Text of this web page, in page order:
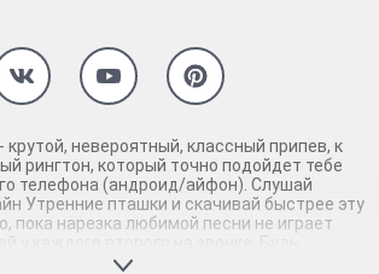
крутой, невероятный, классный припев, к
рингтон, который точно подойдет тебе
телефона (андроид/айфон). Слушай
Утренние пташки и скачивай быстрее эту
пока нарезка любимой песни не играет
у каждого второго на звонке. Будь
бесплатно сей шедевр музыки и оценит